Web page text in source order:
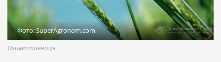
Фото: SuperAgronom.com
Озима пшениця